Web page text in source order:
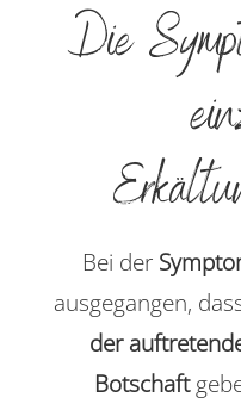
Die
Bei der
ausgegangen,
der
Botschaft